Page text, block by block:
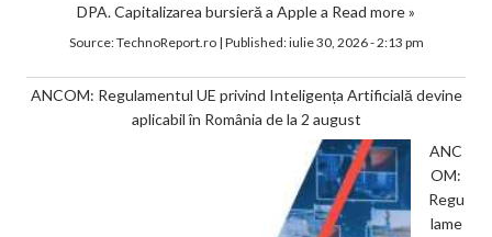
DPA. Capitalizarea bursieră a Apple a Read more »
Source:TechnoReport.ro| Published:iulie 30, 2026 - 2:13 pm
ANCOM: Regulamentul UE privind Inteligența Artificială devine
aplicabil în România de la 2 august
ANC
OM:
Regu
lame